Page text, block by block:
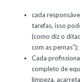
cada
tarefas, isso
(como diz o
com as pernas”);
Cada
completo de
limpeza,